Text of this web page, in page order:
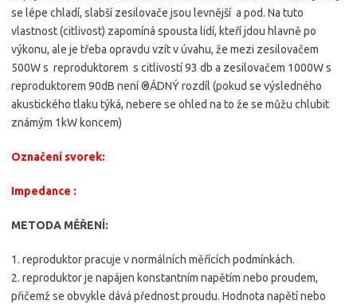
se lépe chladí, slabší zesilovače jsou levnější a pod. Na tuto
vlastnost (citlivost) zapomíná spousta lidí, kteří jdou hlavně po
výkonu, ale je třeba opravdu vzít v úvahu, že mezi zesilovačem
500W s reproduktorem s citlivostí 93 db a zesilovačem 1000W s
reproduktorem 90dB není ®ÁDNÝ rozdíl (pokud se výsledného
akustického tlaku týká, nebere se ohled na to že se můžu chlubit
známým 1kW koncem)
Označení svorek:
Impedance :
METODA MĚŘENÍ:
1. reproduktor pracuje v normálních měřících podmínkách.
2. reproduktor je napájen konstantním napětím nebo proudem,
přičemž se obvykle dává přednost proudu. Hodnota napětí nebo